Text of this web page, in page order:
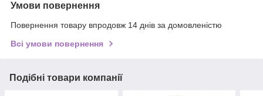
Умови повернення
Повернення товару впродовж 14 днів за домовленістю
Всі умови повернення
Подібні товари компанії